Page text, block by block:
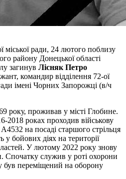
міської ради, 24 лютого поблизу
району Донецької області
загинув Лісняк Петро
командир відділення 72-ої
імені Чорних Запорожці (в/ч
року, проживав у місті Глобине.
роках проходив військову
на посаді старшого стрільця
у бойових діях на території
У лютому 2022 року знову
Спочатку служив у роті охорони
був переміщений на оборону